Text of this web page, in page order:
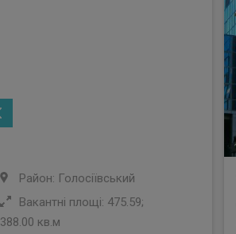
Район: Голосіївський
Вакантні площі: 475.59;
388.00 кв.м